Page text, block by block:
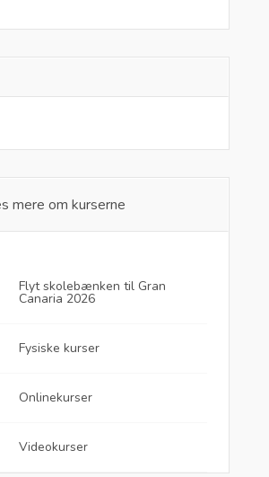
mere om kurserne
Flyt skolebænken til Gran
Canaria 2026
Fysiske kurser
Onlinekurser
Videokurser